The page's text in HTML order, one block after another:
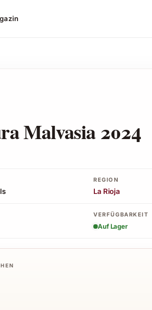
Malvasia 2024
REGION
La Rioja
VERFÜGBARKEIT
Auf Lager